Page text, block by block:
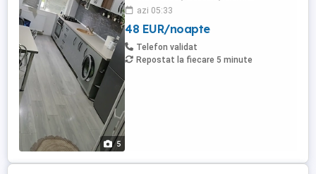
5
se vede in poze. Suprafata utila de 50mp,
situat in zona ultracentrala a orasului. Este
format din bucatarie, baie, 2 camere si un
hol. Dispune de toate dotarile necesare
pentru ...
azi 05:33
48 EUR/noapte
Telefon validat
Repostat la fiecare 5 minute